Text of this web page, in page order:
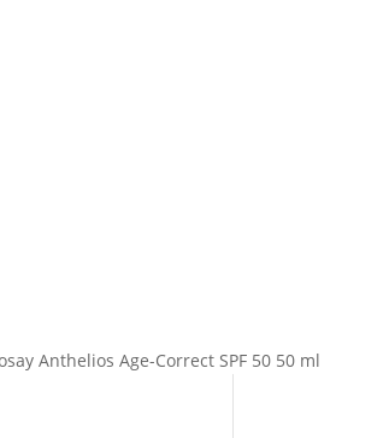
Anthelios Age-Correct SPF 50 50 ml